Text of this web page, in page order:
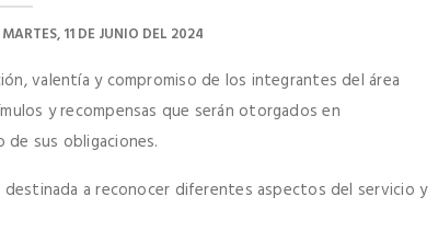
MARTES, 11 DE JUNIO DEL 2024
valentía y compromiso de los integrantes del área
y recompensas que serán otorgados en
sus obligaciones.
a reconocer diferentes aspectos del servicio y